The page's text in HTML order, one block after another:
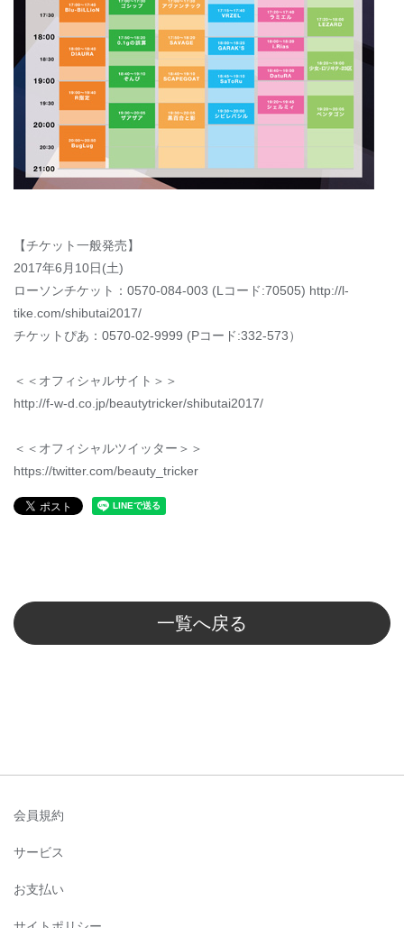
【チケット一般発売】
2017年6月10日(土)
ローソンチケット：0570-084-003 (Lコード:70505) http://l-
tike.com/shibutai2017/
チケットぴあ：0570-02-9999 (Pコード:332-573）
＜＜オフィシャルサイト＞＞
http://f-w-d.co.jp/beautytricker/shibutai2017/
＜＜オフィシャルツイッター＞＞
https://twitter.com/beauty_tricker
一覧へ戻る
会員規約
サービス
お支払い